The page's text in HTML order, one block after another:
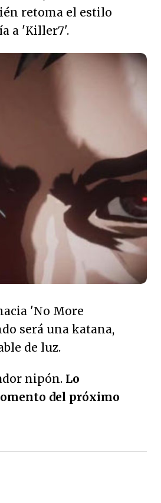
retoma el estilo
a 'Killer7'.
'No More
será una katana,
de luz.
nipón. Lo
del próximo